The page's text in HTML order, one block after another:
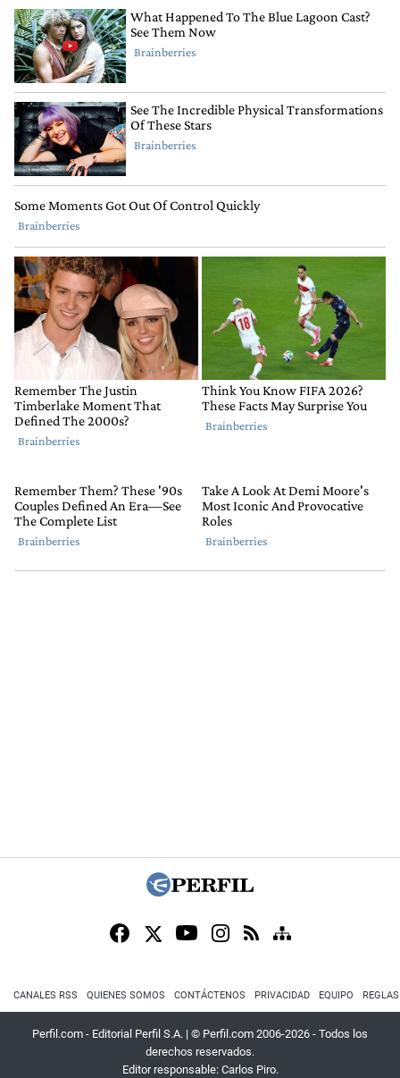
CANALES RSS QUIENES SOMOS CONTÁCTENOS PRIVACIDAD EQUIPO
Perfil.com - Editorial Perfil S.A. | © Perfil.com 2006-2026 - Todos los
derechos reservados.
Editor responsable: Carlos Piro.